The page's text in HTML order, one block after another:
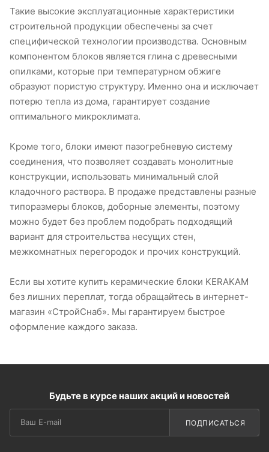
Такие высокие эксплуатационные характеристики
строительной продукции обеспечены за счет
специфической технологии производства. Основным
компонентом блоков является глина с древесными
опилками, которые при температурном обжиге
образуют пористую структуру. Именно она и исключает
потерю тепла из дома, гарантирует создание
оптимального микроклимата.
Кроме того, блоки имеют пазогребневую систему
соединения, что позволяет создавать монолитные
конструкции, использовать минимальный слой
кладочного раствора. В продаже представлены разные
типоразмеры блоков, доборные элементы, поэтому
можно будет без проблем подобрать подходящий
вариант для строительства несущих стен,
межкомнатных перегородок и прочих конструкций.
Если вы хотите купить керамические блоки KERAKAM
без лишних переплат, тогда обращайтесь в интернет-
магазин «СтройСнаб». Мы гарантируем быстрое
оформление каждого заказа.
Будьте в курсе наших акций и новостей
ПОДПИСАТЬСЯ